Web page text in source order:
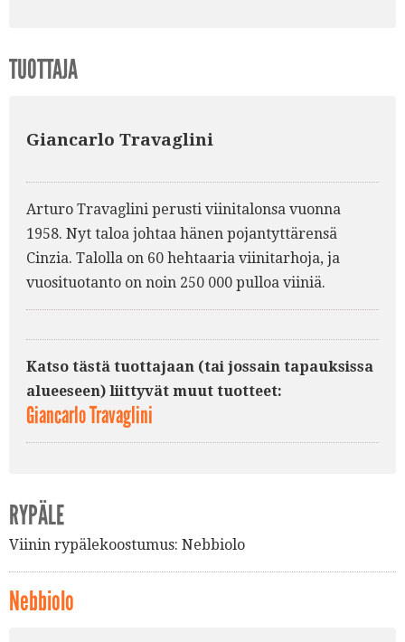
TUOTTAJA
Giancarlo Travaglini
Arturo Travaglini perusti viinitalonsa vuonna
1958. Nyt taloa johtaa hänen pojantyttärensä
Cinzia. Talolla on 60 hehtaaria viinitarhoja, ja
vuosituotanto on noin 250 000 pulloa viiniä.
Katso tästä tuottajaan (tai jossain tapauksissa
alueeseen) liittyvät muut tuotteet:
Giancarlo Travaglini
RYPÄLE
Viinin rypälekoostumus: Nebbiolo
Nebbiolo